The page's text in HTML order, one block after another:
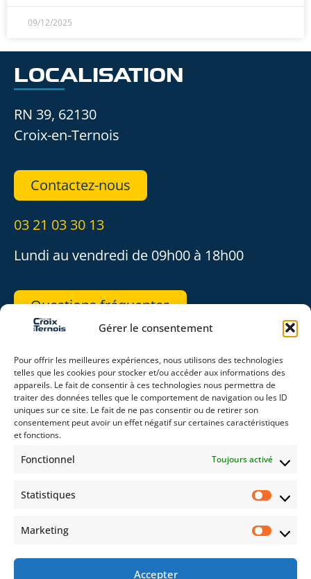
Gérer le consentement
Pour offrir les meilleures expériences, nous utilisons des technologies
telles que les cookies pour stocker et/ou accéder aux informations des
appareils. Le fait de consentir à ces technologies nous permettra de
traiter des données telles que le comportement de navigation ou les ID
uniques sur ce site. Le fait de ne pas consentir ou de retirer son
consentement peut avoir un effet négatif sur certaines caractéristiques
et fonctions.
Fonctionnel Toujours activé
Statistiques
Marketing
Accepter
09/12/2025
LOCALISATION
RN 39, 62130
Croix-en-Ternois
Contactez-nous
03 21 03 30 13
Lundi au vendredi de 09h00 à 18h00
Questions fréquentes
RESTEZ CONNECTÉ(E)